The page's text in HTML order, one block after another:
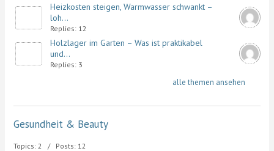
Heizkosten steigen, Warmwasser schwankt –
loh...
Replies: 12
Holzlager im Garten – Was ist praktikabel
und...
Replies: 3
alle themen ansehen
Gesundheit & Beauty
Topics: 2 / Posts: 12